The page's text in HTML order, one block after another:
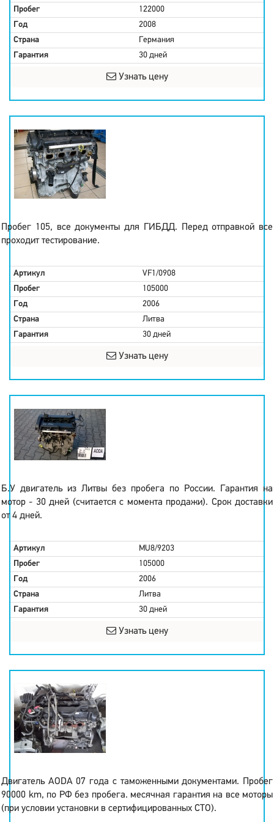
Пробег
122000
Год
2008
Страна
Германия
Гарантия
30 дней
Узнать цену
Пробег 105, все документы для ГИБДД. Перед отправкой все
проходит тестирование.
Артикул
VF1/0908
Пробег
105000
Год
2006
Страна
Литва
Гарантия
30 дней
Узнать цену
Б.У двигатель из Литвы без пробега по России. Гарантия на
мотор - 30 дней (считается с момента продажи). Срок доставки
от 4 дней.
Артикул
MU8/9203
Пробег
105000
Год
2006
Страна
Литва
Гарантия
30 дней
Узнать цену
Двигатель AODA 07 года с таможенными документами. Пробег
90000 km, по РФ без пробега. месячная гарантия на все моторы
(при условии установки в сертифицированных СТО).